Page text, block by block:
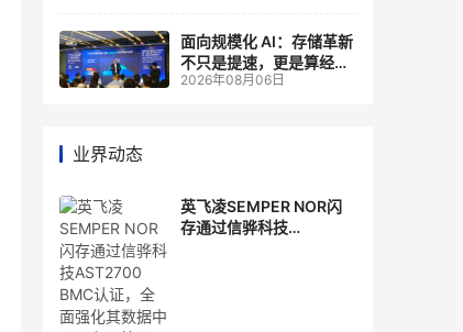
面向规模化 AI：存储革新
不只是提速，更是算经济
账
2026年08月06日
业界动态
英飞凌SEMPER NOR闪
存通过信骅科技